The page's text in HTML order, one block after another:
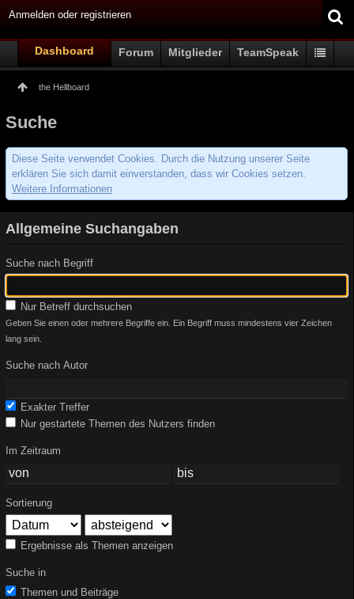
Anmelden oder registrieren
Dashboard Forum Mitglieder TeamSpeak
the Hellboard
Suche
Diese Seite verwendet Cookies. Durch die Nutzung unserer Seite
erklären Sie sich damit einverstanden, dass wir Cookies setzen.
Weitere Informationen
Allgemeine Suchangaben
Suche nach Begriff
Nur Betreff durchsuchen
Geben Sie einen oder mehrere Begriffe ein. Ein Begriff muss mindestens vier Zeichen
lang sein.
Suche nach Autor
Exakter Treffer
Nur gestartete Themen des Nutzers finden
Im Zeitraum
Sortierung
Ergebnisse als Themen anzeigen
Suche in
Themen und Beiträge